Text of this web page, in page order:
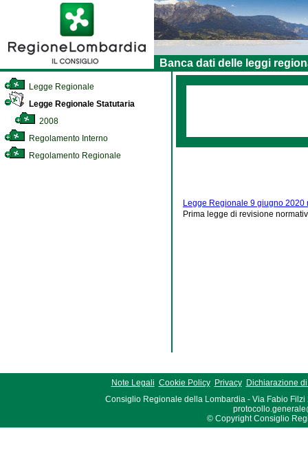
Banca dati delle leggi
Legge Regionale
Legge Regionale Statutaria
2008
Regolamento Interno
Regolamento Regionale
Legge Regionale 9 giugno 2020
Prima legge di revisione
Note Legali Cookie Policy Privacy
Dichiarazione
Consiglio Regionale della Lombardia - Via Fabio Filzi
© Copyright Consiglio